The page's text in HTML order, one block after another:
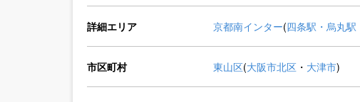
詳細エリア 京都南インター(四条駅・烏丸駅
市区町村 東山区(大阪市北区 ・ 大津市)